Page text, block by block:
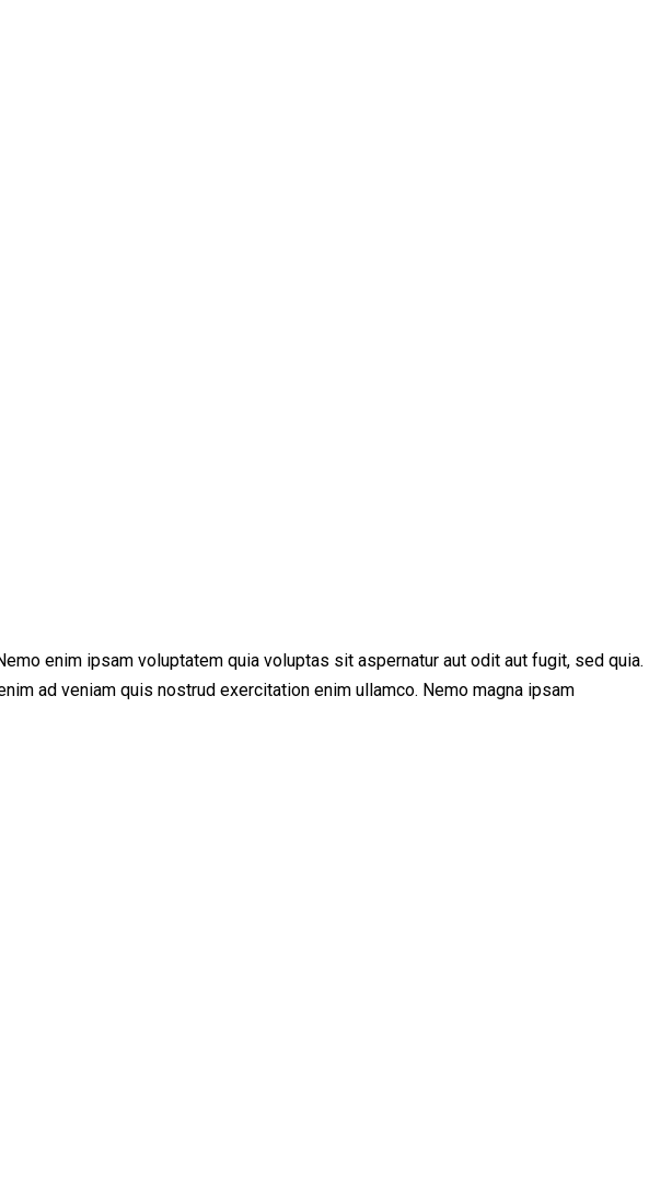
enim ipsam voluptatem quia voluptas sit aspernatur aut odit aut fugit, sed quia.
ad veniam quis nostrud exercitation enim ullamco. Nemo magna ipsam